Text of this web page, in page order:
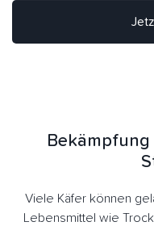
Viele Käfer können
Lebensmittel wie